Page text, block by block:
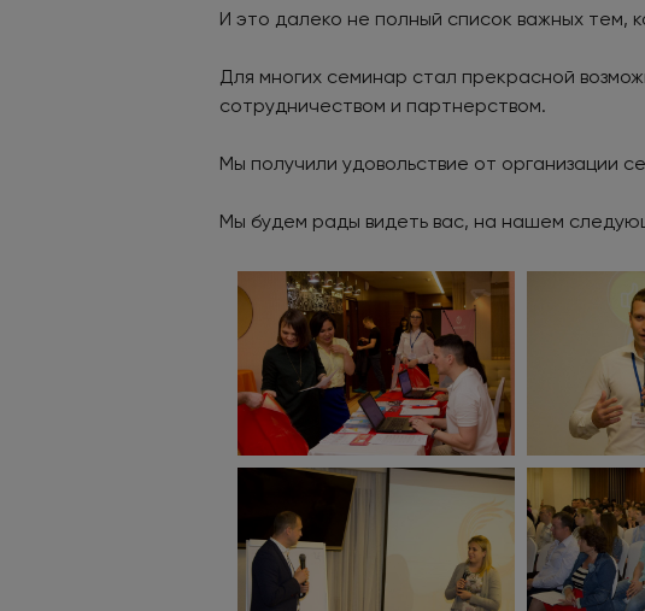
И это далеко не полный список важных тем,
Для многих семинар стал прекрасной
сотрудничеством и партнерством.
Мы получили удовольствие от организации
Мы будем рады видеть вас, на нашем